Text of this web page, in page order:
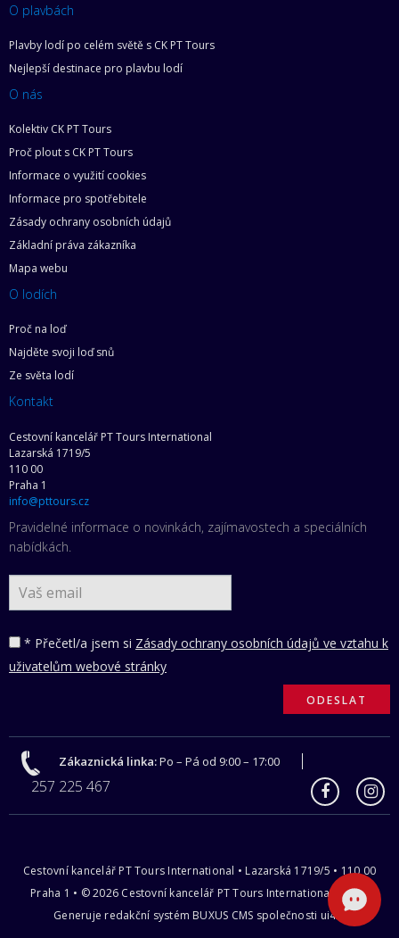
O plavbách
Plavby lodí po celém světě s CK PT Tours
Nejlepší destinace pro plavbu lodí
O nás
Kolektiv CK PT Tours
Proč plout s CK PT Tours
Informace o využití cookies
Informace pro spotřebitele
Zásady ochrany osobních údajů
Základní práva zákazníka
Mapa webu
O lodích
Proč na loď
Najděte svoji loď snů
Ze světa lodí
Kontakt
Cestovní kancelář PT Tours International
Lazarská 1719/5
110 00
Praha 1
info@pttours.cz
Pravidelné informace o novinkách, zajímavostech a speciálních
nabídkách.
* Přečetl/a jsem si Zásady ochrany osobních údajů ve vztahu k
uživatelům webové stránky
Zákaznická linka:Po – Pá od 9:00 – 17:00
257 225 467
Cestovní kancelář PT Tours International • Lazarská 1719/5 • 110 00
Praha 1 • © 2026 Cestovní kancelář PT Tours International s.r.o |
Generuje redakční systém BUXUS CMS společnosti ui42 .